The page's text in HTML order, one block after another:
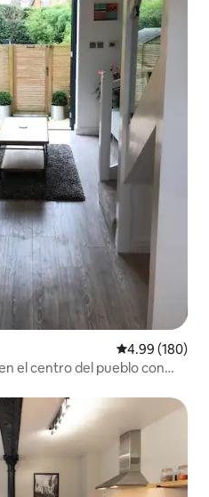
Calificación
4.99 (180)
el centro del pueblo con